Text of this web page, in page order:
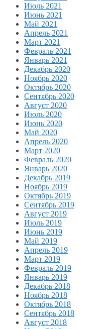
Июль 2021
Июнь 2021
Май 2021
Апрель 2021
Март 2021
Февраль 2021
Январь 2021
Декабрь 2020
Ноябрь 2020
Октябрь 2020
Сентябрь 2020
Август 2020
Июль 2020
Июнь 2020
Май 2020
Апрель 2020
Март 2020
Февраль 2020
Январь 2020
Декабрь 2019
Ноябрь 2019
Октябрь 2019
Сентябрь 2019
Август 2019
Июль 2019
Июнь 2019
Май 2019
Апрель 2019
Март 2019
Февраль 2019
Январь 2019
Декабрь 2018
Ноябрь 2018
Октябрь 2018
Сентябрь 2018
Август 2018